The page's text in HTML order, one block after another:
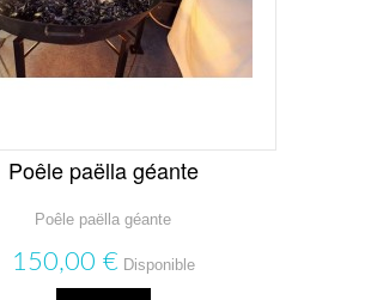
Poêle paëlla géante
Poêle paëlla géante
150,00 € Disponible